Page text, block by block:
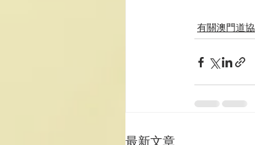
有關澳門道協